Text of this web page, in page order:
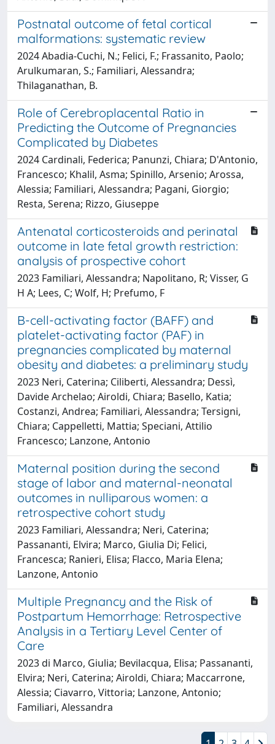
Postnatal outcome of fetal cortical
malformations: systematic review
2024 Abadia-Cuchi, N.; Felici, F.; Frassanito, Paolo;
Arulkumaran, S.; Familiari, Alessandra;
Thilaganathan, B.
Role of Cerebroplacental Ratio in
Predicting the Outcome of Pregnancies
Complicated by Diabetes
2024 Cardinali, Federica; Panunzi, Chiara; D'Antonio,
Francesco; Khalil, Asma; Spinillo, Arsenio; Arossa,
Alessia; Familiari, Alessandra; Pagani, Giorgio;
Resta, Serena; Rizzo, Giuseppe
Antenatal corticosteroids and perinatal
outcome in late fetal growth restriction:
analysis of prospective cohort
2023 Familiari, Alessandra; Napolitano, R; Visser, G
H A; Lees, C; Wolf, H; Prefumo, F
B-cell-activating factor (BAFF) and
platelet-activating factor (PAF) in
pregnancies complicated by maternal
obesity and diabetes: a preliminary study
2023 Neri, Caterina; Ciliberti, Alessandra; Dessì,
Davide Archelao; Airoldi, Chiara; Basello, Katia;
Costanzi, Andrea; Familiari, Alessandra; Tersigni,
Chiara; Cappelletti, Mattia; Speciani, Attilio
Francesco; Lanzone, Antonio
Maternal position during the second
stage of labor and maternal-neonatal
outcomes in nulliparous women: a
retrospective cohort study
2023 Familiari, Alessandra; Neri, Caterina;
Passananti, Elvira; Marco, Giulia Di; Felici,
Francesca; Ranieri, Elisa; Flacco, Maria Elena;
Lanzone, Antonio
Multiple Pregnancy and the Risk of
Postpartum Hemorrhage: Retrospective
Analysis in a Tertiary Level Center of
Care
2023 di Marco, Giulia; Bevilacqua, Elisa; Passananti,
Elvira; Neri, Caterina; Airoldi, Chiara; Maccarrone,
Alessia; Ciavarro, Vittoria; Lanzone, Antonio;
Familiari, Alessandra